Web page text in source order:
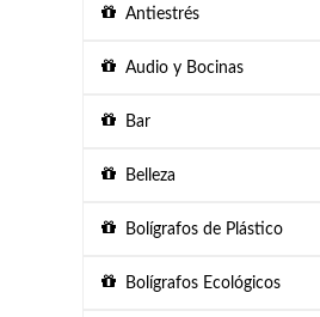
Antiestrés
Audio y Bocinas
Bar
Belleza
Bolígrafos de Plástico
Bolígrafos Ecológicos